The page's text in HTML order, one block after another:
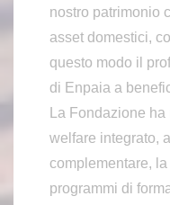
nostro patrimonio
asset domestici,
questo modo il
di Enpaia a
La Fondazione
welfare integrato,
complementare,
programmi di